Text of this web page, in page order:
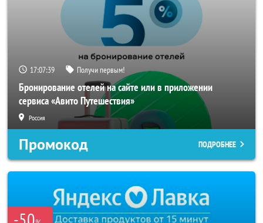
17:07:36 Получи первым!
Бронирование отелей на сайте или в приложении
сервиса «Авито Путешествия»
Россия
Промокод ПОДРОБНЕЕ